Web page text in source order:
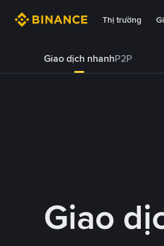
Thị trường
Giao dịch nhanhP2P
Giao